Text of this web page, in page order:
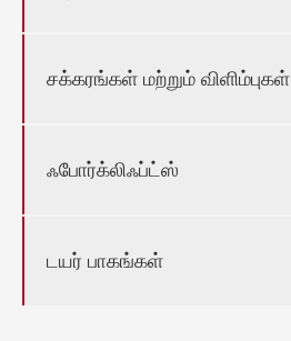
சக்கரங்கள் மற்றும் விளிம்புகள்
ஃபோர்க்லிஃப்ட்ஸ்
டயர் பாகங்கள்